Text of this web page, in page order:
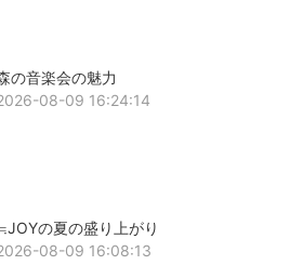
の音楽会の魅力
08-09 16:24:14
の夏の盛り上がり
08-09 16:08:13